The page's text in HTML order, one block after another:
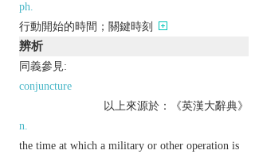
ph.
行動開始的時間；關鍵時刻
辨析
同義參見:
conjuncture
以上來源於：《英漢大辭典》
n.
the time at which a military or other operation is